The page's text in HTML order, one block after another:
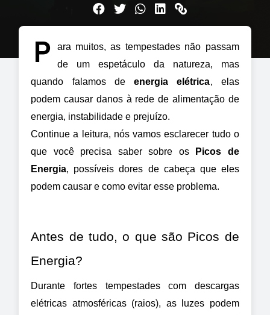
P
ara muitos, as tempestades não passam
de um espetáculo da natureza, mas
quando falamos de energia elétrica, elas
podem causar danos à rede de alimentação de
energia, instabilidade e prejuízo.
Continue a leitura, nós vamos esclarecer tudo o
que você precisa saber sobre os
Picos de
Energia, possíveis dores de cabeça que eles
podem causar e como evitar esse problema.
Antes de tudo, o que são Picos de
Energia?
Durante fortes tempestades com descargas
elétricas atmosféricas (raios), as luzes podem